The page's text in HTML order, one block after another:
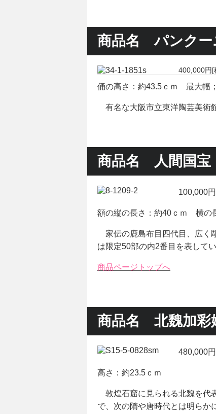
商品名 パンク
400,000円[
俑の高さ：約43.5ｃｍ 最大幅
有名な大阪市立東洋陶芸美術
商品名 人間国
100,000
額の縦の長さ：約40ｃｍ 横の
家伝の鹿島布目四代目、広く
は限定50部の内2番目を表して
商品ページトップへ
商品名 北魏加
480,000円
高さ：約23.5ｃｍ
敦煌石窟に見られる北魏を代
で、次の隋や唐時代とは明らか